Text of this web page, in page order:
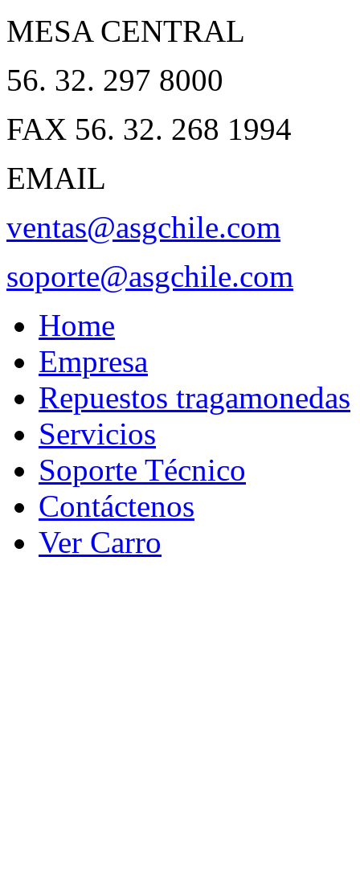
MESA CENTRAL
56. 32. 297 8000
FAX 56. 32. 268 1994
EMAIL
ventas@asgchile.com
soporte@asgchile.com
Home
Empresa
Repuestos tragamonedas
Servicios
Soporte Técnico
Contáctenos
Ver Carro